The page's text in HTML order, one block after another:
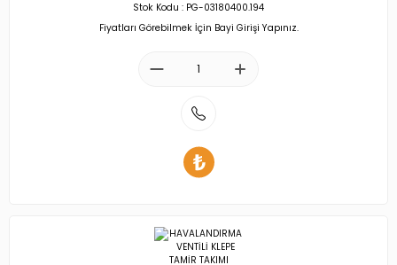
Stok Kodu : PG-03180400.194
Fiyatları Görebilmek İçin Bayi Girişi Yapınız.